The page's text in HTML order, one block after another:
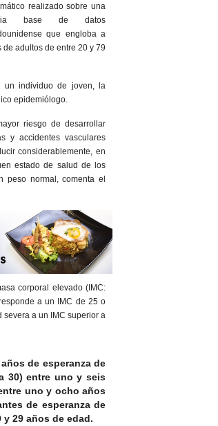
realizado sobre una
base de datos
que engloba a
de adultos de entre 20 y 79
un individuo de joven, la
epidemiólogo.
riesgo de desarrollar
y accidentes vasculares
considerablemente, en
estado de salud de los
peso normal, comenta el
corporal elevado (IMC:
a un IMC de 25 o
a un IMC superior a
de esperanza de
30) entre uno y seis
uno y ocho años
de esperanza de
29 años de edad.